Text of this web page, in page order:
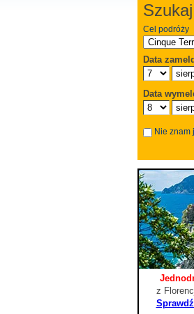
Cel podróży
Data
Data
Nie znam
z